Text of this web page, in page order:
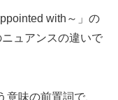
with～」の
ュアンスの違いで
意味の前置詞で、